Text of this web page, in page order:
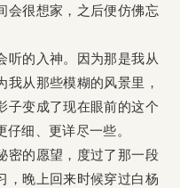
会很想家，之后便仿佛忘
的入神。因为那是我从
从那些模糊的风景里，
子变成了现在眼前的这个
细、更详尽一些。
的愿望，度过了那一段
，晚上回来时候穿过白杨